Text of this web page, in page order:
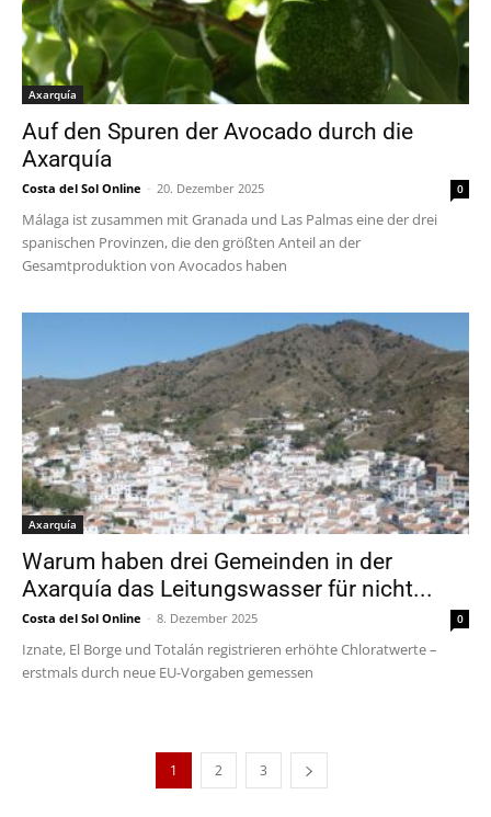
Axarquía
Auf den Spuren der Avocado durch die
Axarquía
Costa del Sol Online - 20. Dezember 2025 0
Málaga ist zusammen mit Granada und Las Palmas eine der drei
spanischen Provinzen, die den größten Anteil an der
Gesamtproduktion von Avocados haben
Axarquía
Warum haben drei Gemeinden in der
Axarquía das Leitungswasser für nicht...
Costa del Sol Online - 8. Dezember 2025 0
Iznate, El Borge und Totalán registrieren erhöhte Chloratwerte –
erstmals durch neue EU-Vorgaben gemessen
1 2 3